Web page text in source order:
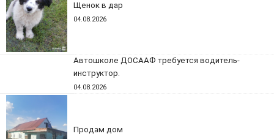
Щенок в дар
04.08.2026
Автошколе ДОСААФ требуется водитель-
инструктор.
04.08.2026
Продам дом